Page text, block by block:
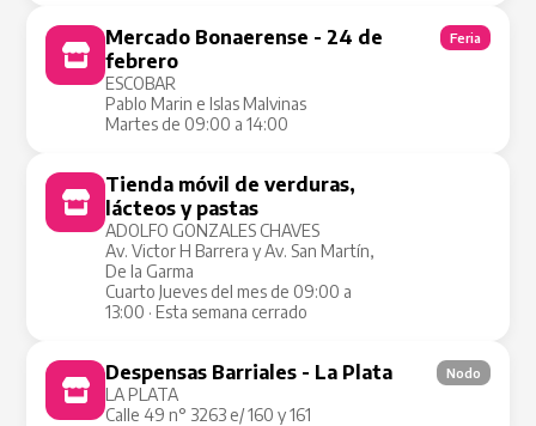
Mercado Bonaerense - 24 de
febrero
ESCOBAR
Pablo Marin e Islas Malvinas
Martes de 09:00 a 14:00
Feria
Tienda móvil de verduras,
lácteos y pastas
ADOLFO GONZALES CHAVES
Av. Victor H Barrera y Av. San Martín,
De la Garma
Cuarto Jueves del mes de 09:00 a
13:00 · Esta semana cerrado
Despensas Barriales - La Plata
LA PLATA
Calle 49 n° 3263 e/ 160 y 161
Nodo